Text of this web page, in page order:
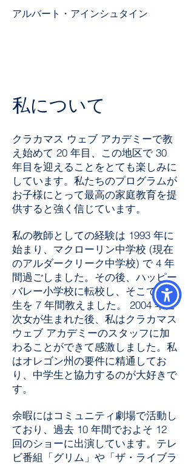
アルバート・アインシュタイン
私について
クラカマス ウェブ アカデミーで教
え始めて 20 年目、この地区で 30
年目を迎えることをとても楽しみに
しています。私たちのプログラムが
お子様にとって最高の家庭教育を提
供すると強く信じています。
私の教師としての経験は 1993 年に
始まり、マクローリン中学校 (現在
のアルダークリーク中学校) で 4 年
間過ごしました。その後、ハッピー
バレー小学校に転校し、そこで 6 年
生を 7 年間教えました。 2004 年に
次女が生まれた後、私はクラカマス
ウェブ アカデミーのスタッフに加
わることができて感激しました。私
はオレゴン州の要件に精通してお
り、中学生と協力するのが大好きで
す。
余暇にはコミュニティ劇場で活動し
ており、過去 10 年間でおよそ 12
回のショーに出演しています。テレ
ビ番組「グリム」や「ザ・ライブラ